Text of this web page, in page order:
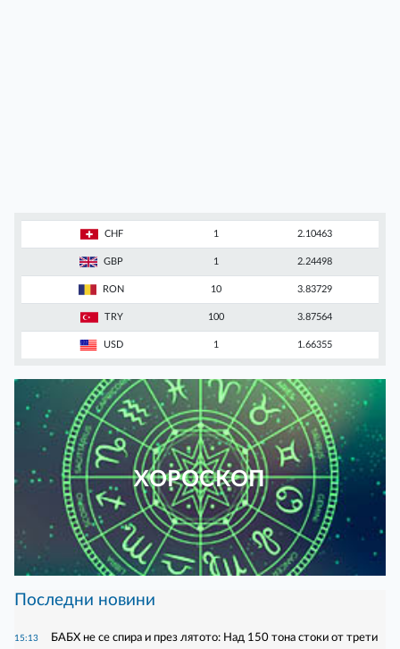
CHF 1 2.10463
GBP 1 2.24498
RON 10 3.83729
TRY 100 3.87564
USD 1 1.66355
ХОРОСКОП
Последни новини
15:13
БАБХ не се спира и през лятото: Над 150 тона стоки от трети